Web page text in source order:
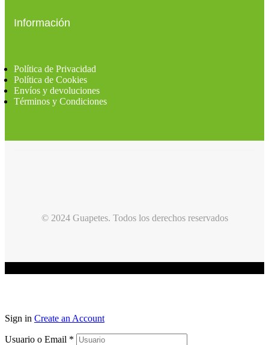
Información
Política de Privacidad
Política de Cookies
Envíos y devoluciones
Términos y Condiciones
© 2024 Guapetes. Todos los derechos reservados
Sign in Create an Account
Usuario o Email *